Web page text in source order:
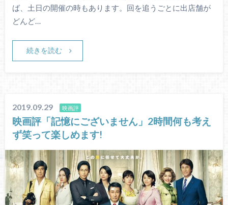
ば、土日の開催の時もあります。回を追うごとに出店舗が
どんど…
続きを読む
2019.09.29 映画評
映画評「記憶にございません」2時間何も考え
ず笑って楽しめます!